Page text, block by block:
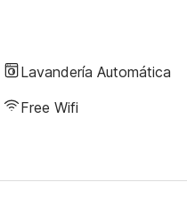
Lavandería Automática
Free Wifi